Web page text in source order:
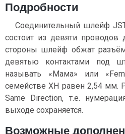
Подробности
Соединительный шлейф
состоит из девяти
стороны шлейф обжат
девятью контактами под
называть «Мама» или
семействе XH равен 2,54 мм.
Same Direction, т.е.
выходе сохраняется.
Возможные